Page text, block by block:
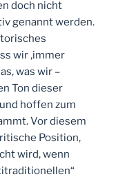
doch nicht
genannt werden.
wir ‚immer
was wir –
Ton dieser
hoffen zum
Vor diesem
Position,
wird, wenn